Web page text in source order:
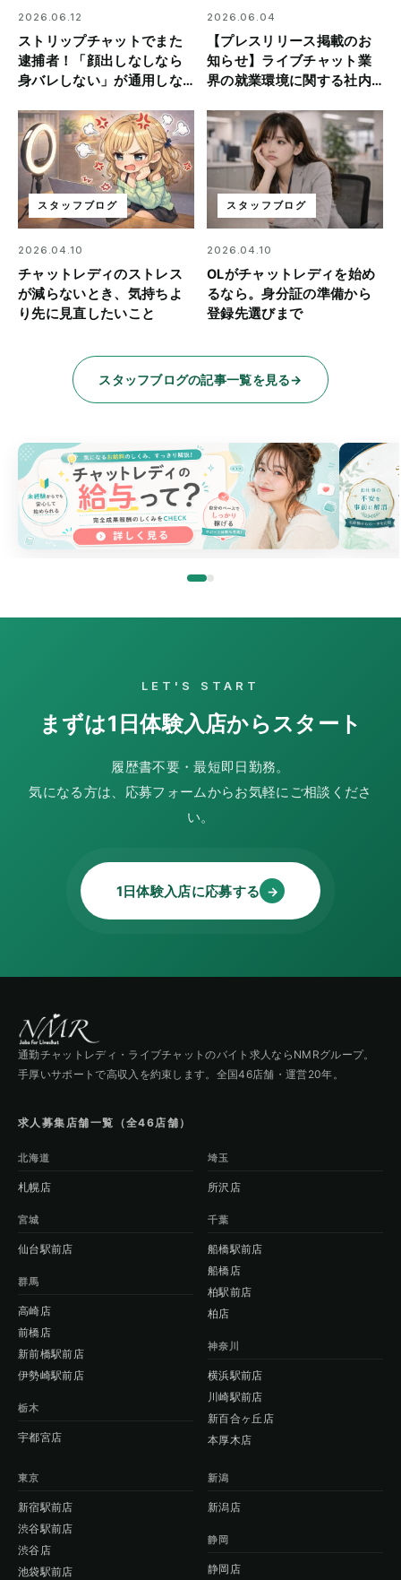
2026.06.12
ストリップチャットでまた
逮捕者！「顔出しなしなら
身バレしない」が通用しな
2026.06.04
【プレスリリース掲載のお
知らせ】ライブチャット業
界の就業環境に関する社内
スタッフブログ
2026.04.10
チャットレディのストレス
が減らないとき、気持ちよ
り先に見直したいこと
スタッフブログ
2026.04.10
OLがチャットレディを始め
るなら。身分証の準備から
登録先選びまで
スタッフブログの記事一覧を見る→
LET'S START
まずは1日体験入店からスタート
履歴書不要・最短即日勤務。
気になる方は、応募フォームからお気軽にご相談くださ
い。
1日体験入店に応募する →
通勤チャットレディ・ライブチャットのバイト求人ならNMRグループ。
手厚いサポートで高収入を約束します。全国46店舗・運営20年。
求人募集店舗一覧（全46店舗）
北海道
札幌店
宮城
仙台駅前店
群馬
高崎店
前橋店
新前橋駅前店
伊勢崎駅前店
栃木
宇都宮店
埼玉
所沢店
千葉
船橋駅前店
船橋店
柏駅前店
柏店
神奈川
横浜駅前店
川崎駅前店
新百合ヶ丘店
本厚木店
東京
新宿駅前店
渋谷駅前店
渋谷店
池袋駅前店
新潟
新潟店
静岡
静岡店